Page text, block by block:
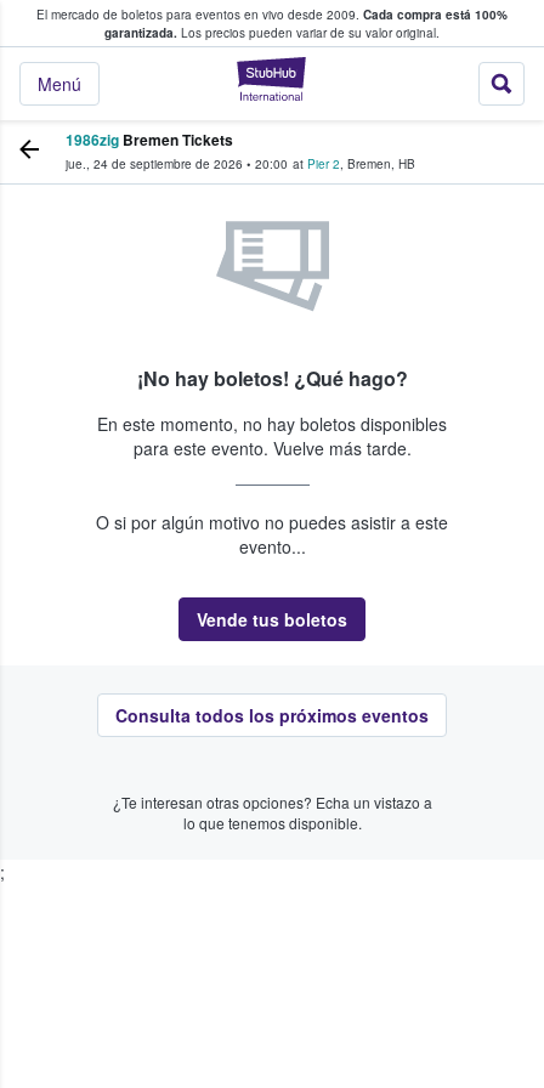
El mercado de boletos para eventos en vivo desde 2009. Cada compra está 100%
garantizada. Los precios pueden variar de su valor original.
StubHub: donde
Menú
fans compran y venden boletos
1986zig Bremen Tickets
jue., 24 de septiembre de 2026 • 20:00 at Pier 2, Bremen, HB
¡No hay boletos! ¿Qué hago?
En este momento, no hay boletos disponibles
para este evento. Vuelve más tarde.
O si por algún motivo no puedes asistir a este
evento...
Vende tus boletos
Consulta todos los próximos eventos
¿Te interesan otras opciones? Echa un vistazo a
lo que tenemos disponible.
;